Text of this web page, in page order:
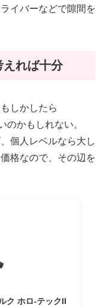
イバーなどで隙間を
えれば十分
しかしたら
のかもしれない。
個人レベルなら大し
格なので、その辺を
ク ホロ-テックII